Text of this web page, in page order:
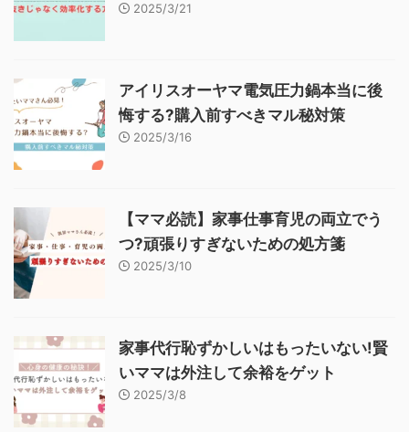
2025/3/21
アイリスオーヤマ電気圧力鍋本当に後
悔する?購入前すべきマル秘対策
2025/3/16
【ママ必読】家事仕事育児の両立でう
つ?頑張りすぎないための処方箋
2025/3/10
家事代行恥ずかしいはもったいない!賢
いママは外注して余裕をゲット
2025/3/8